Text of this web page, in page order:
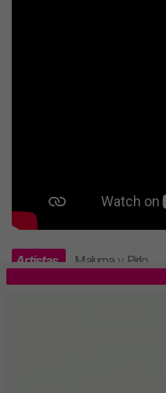
Artistas Maluma y Pirlo